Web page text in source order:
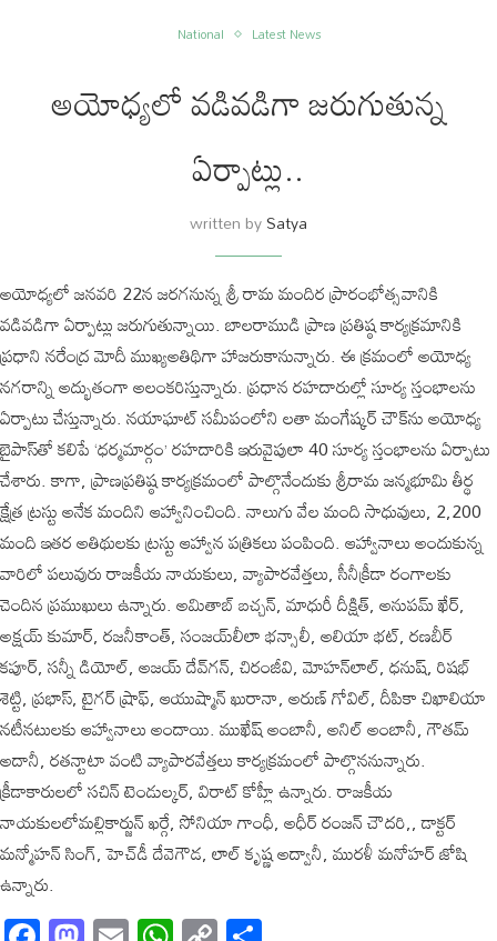
National Latest News
అయోధ్యలో వడివడిగా జరుగుతున్న
ఏర్పాట్లు..
written bySatya
అయోధ్యలో జనవరి 22న జరగనున్న శ్రీ రామ మందిర ప్రారంభోత్సవానికి
వడివడిగా ఏర్పాట్లు జరుగుతున్నాయి. బాలరాముడి ప్రాణ ప్రతిష్ఠ కార్యక్రమానికి
ప్రధాని నరేంద్ర మోదీ ముఖ్యఅతిథిగా హాజరుకానున్నారు. ఈ క్రమంలో అయోధ్య
నగరాన్ని అద్భుతంగా అలంకరిస్తున్నారు. ప్రధాన రహదారుల్లో సూర్య స్తంభాలను
ఏర్పాటు చేస్తున్నారు. నయాఘాట్ సమీపంలోని లతా మంగేష్కర్ చౌక్‌ను అయోధ్య
బైపాస్‌తో కలిపే ‘ధర్మమార్గం’ రహదారికి ఇరువైపులా 40 సూర్య స్తంభాలను ఏర్పాటు
చేశారు. కాగా, ప్రాణప్రతిష్ఠ కార్యక్రమంలో పాల్గొనేందుకు శ్రీరామ జన్మభూమి తీర్థ
క్షేత్ర ట్రస్టు అనేక మందిని ఆహ్వానించింది. నాలుగు వేల మంది సాధువులు, 2,200
మంది ఇతర అతిథులకు ట్రస్టు ఆహ్వాన పత్రికలు పంపింది. ఆహ్వానాలు అందుకున్న
వారిలో పలువురు రాజకీయ నాయకులు, వ్యాపారవేత్తలు, సీనీక్రీడా రంగాలకు
చెందిన ప్రముఖులు ఉన్నారు. అమితాబ్ బచ్చన్, మాధురీ దీక్షిత్, అనుపమ్ ఖేర్,
అక్షయ్ కుమార్, రజనీకాంత్, సంజయ్‌లీలా భన్సాలీ, అలియా భట్, రణబీర్
కపూర్, సన్నీ డియోల్, అజయ్ దేవ్‌గన్, చిరంజీవి, మోహన్‌లాల్, ధనుష్, రిషభ్
శెట్టి, ప్రభాస్, టైగర్ ష్రాఫ్, ఆయుష్మాన్ ఖురానా, అరుణ్ గోవిల్, దీపికా చిఖాలియా
నటీనటులకు ఆహ్వానాలు అందాయి. ముఖేష్ అంబానీ, అనిల్ అంబానీ, గౌతమ్
అదానీ, రతన్టాటా వంటి వ్యాపారవేత్తలు కార్యక్రమంలో పాల్గొననున్నారు.
క్రీడాకారులలో సచిన్ టెండుల్కర్, విరాట్ కోహ్లీ ఉన్నారు. రాజకీయ
నాయకులలోమల్లికార్జున్ ఖర్గే, సోనియా గాంధీ, అధీర్ రంజన్ చౌదరి,, డాక్టర్
మన్మోహన్ సింగ్, హెచ్‌డీ దేవెగౌడ, లాల్ కృష్ణ అద్వానీ, మురళీ మనోహర్ జోషి
ఉన్నారు.